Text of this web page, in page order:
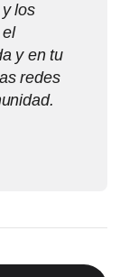
los
y en tu
redes